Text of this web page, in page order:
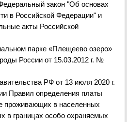
закон "Об основах
в Российской Федерации" и
акты Российской
парке «Плещеево озеро»
России от 15.03.2012 г. №
РФ от 13 июля 2020 г.
Правил определения платы
проживающих в населенных
в границах особо охраняемых